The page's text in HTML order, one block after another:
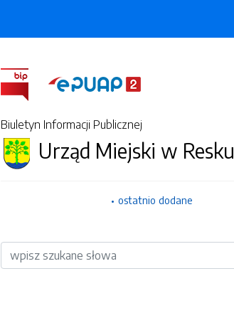
Biuletyn Informacji Publicznej
Urząd Miejski w Resku
ostatnio dodane
Wyszukiwarka